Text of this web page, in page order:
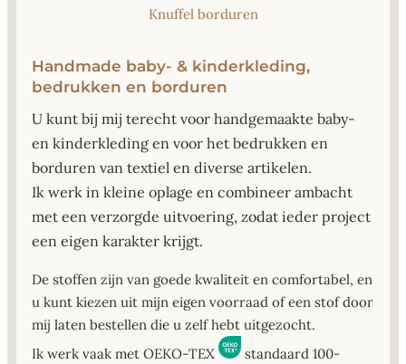
Knuffel borduren
Handmade baby- & kinderkleding,
bedrukken en borduren
U kunt bij mij terecht voor handgemaakte baby-
en kinderkleding en voor het bedrukken en
borduren van textiel en diverse artikelen.
Ik werk in kleine oplage en combineer ambacht
met een verzorgde uitvoering, zodat ieder project
een eigen karakter krijgt.
De stoffen zijn van goede kwaliteit en comfortabel, en
u kunt kiezen uit mijn eigen voorraad of een stof door
mij laten bestellen die u zelf hebt uitgezocht.
Ik werk vaak met OEKO-TEX
standaard 100-